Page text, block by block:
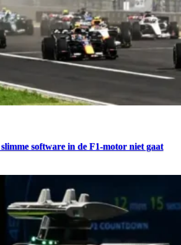
software in de F1-motor niet gaat